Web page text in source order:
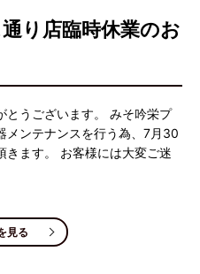
り店臨時休業のお
とうございます。 みそ吟栄プ
メンテナンスを行う為、7月30
きます。 お客様には大変ご迷
見る